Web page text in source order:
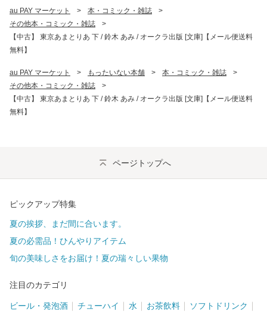
au PAY マーケット > 本・コミック・雑誌
>
その他本・コミック・雑誌
>
【中古】 東京あまとりあ 下 / 鈴木 あみ / オークラ出版 [文庫]【メール便送料
無料】
au PAY マーケット > もったいない本舗 > 本・コミック・雑誌
>
その他本・コミック・雑誌
>
【中古】 東京あまとりあ 下 / 鈴木 あみ / オークラ出版 [文庫]【メール便送料
無料】
ページトップへ
ピックアップ特集
夏の挨拶、まだ間に合います。
夏の必需品！ひんやりアイテム
旬の美味しさをお届け！夏の瑞々しい果物
注目のカテゴリ
ビール・発泡酒 チューハイ 水 お茶飲料 ソフトドリンク